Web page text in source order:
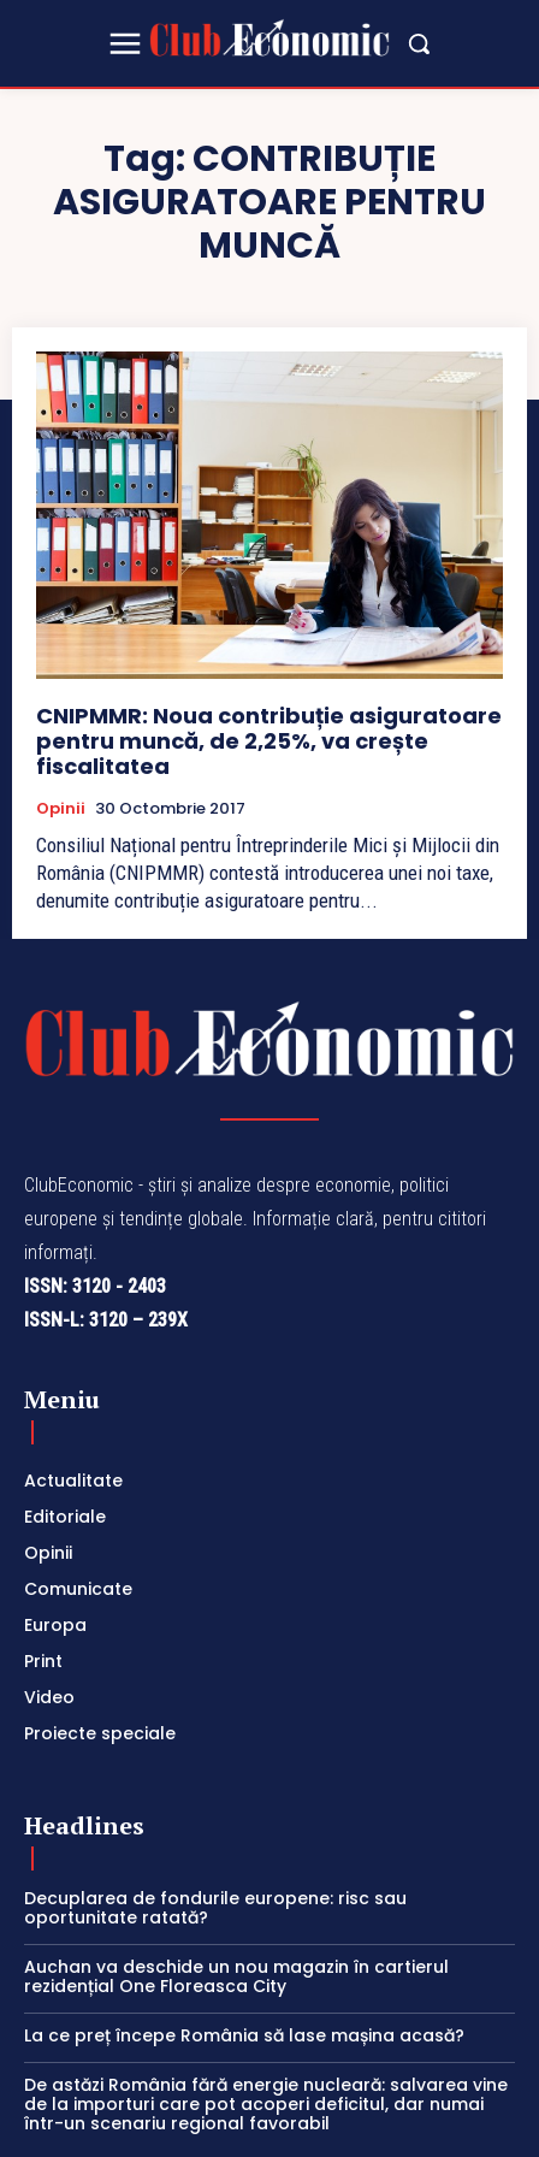
Tag:CONTRIBUȚIE
ASIGURATOARE PENTRU
MUNCĂ
CNIPMMR: Noua contribuție asiguratoare
pentru muncă, de 2,25%, va crește
fiscalitatea
Opinii 30 Octombrie 2017
Consiliul Național pentru Întreprinderile Mici și Mijlocii din
România (CNIPMMR) contestă introducerea unei noi taxe,
denumite contribuție asiguratoare pentru...
ClubEconomic - știri și analize despre economie, politici
europene și tendințe globale. Informație clară, pentru cititori
informați.
ISSN: 3120 - 2403
ISSN-L: 3120 – 239X
Meniu
Actualitate
Editoriale
Opinii
Comunicate
Europa
Print
Video
Proiecte speciale
Headlines
Decuplarea de fondurile europene: risc sau
oportunitate ratată?
Auchan va deschide un nou magazin în cartierul
rezidențial One Floreasca City
La ce preț începe România să lase mașina acasă?
De astăzi România fără energie nucleară: salvarea vine
de la importuri care pot acoperi deficitul, dar numai
într-un scenariu regional favorabil